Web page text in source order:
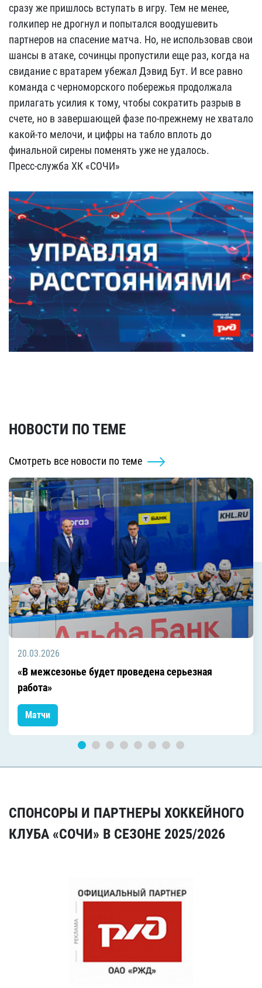
сразу же пришлось вступать в игру. Тем не менее,
голкипер не дрогнул и попытался воодушевить
партнеров на спасение матча. Но, не использовав свои
шансы в атаке, сочинцы пропустили еще раз, когда на
свидание с вратарем убежал Дэвид Бут. И все равно
команда с черноморского побережья продолжала
прилагать усилия к тому, чтобы сократить разрыв в
счете, но в завершающей фазе по-прежнему не хватало
какой-то мелочи, и цифры на табло вплоть до
финальной сирены поменять уже не удалось.
Пресс-служба ХК «СОЧИ»
НОВОСТИ ПО ТЕМЕ
Смотреть все новости по теме
20.03.2026
«В межсезонье будет проведена серьезная
работа»
Матчи
СПОНСОРЫ И ПАРТНЕРЫ ХОККЕЙНОГО
КЛУБА «СОЧИ» В СЕЗОНЕ 2025/2026